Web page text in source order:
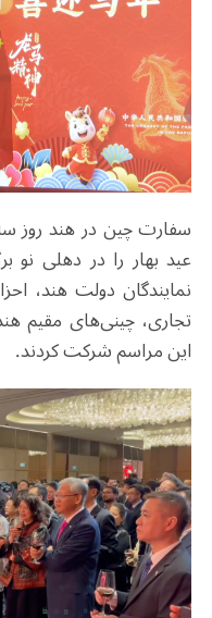
سفارت چین در هند روز
نمایندگان دولت هند،
تجاری، چینی‌های مقیم
این مراسم شرکت کردند.